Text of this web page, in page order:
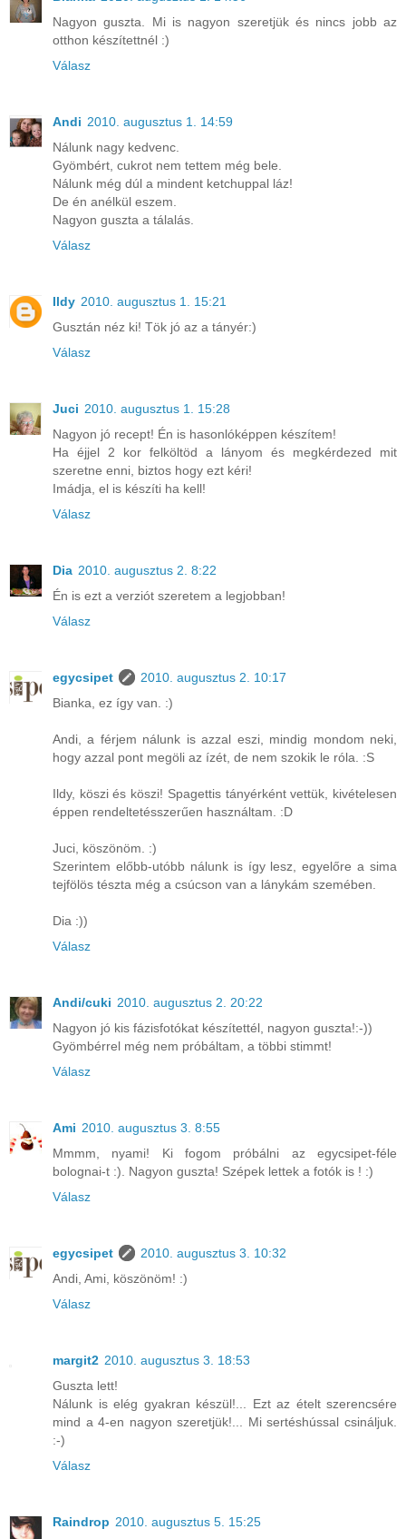
Nagyon guszta. Mi is nagyon szeretjük és nincs jobb az
otthon készítettnél :)
Válasz
Andi 2010. augusztus 1. 14:59
Nálunk nagy kedvenc.
Gyömbért, cukrot nem tettem még bele.
Nálunk még dúl a mindent ketchuppal láz!
De én anélkül eszem.
Nagyon guszta a tálalás.
Válasz
Ildy 2010. augusztus 1. 15:21
Gusztán néz ki! Tök jó az a tányér:)
Válasz
Juci 2010. augusztus 1. 15:28
Nagyon jó recept! Én is hasonlóképpen készítem!
Ha éjjel 2 kor felköltöd a lányom és megkérdezed mit
szeretne enni, biztos hogy ezt kéri!
Imádja, el is készíti ha kell!
Válasz
Dia 2010. augusztus 2. 8:22
Én is ezt a verziót szeretem a legjobban!
Válasz
egycsipet
2010. augusztus 2. 10:17
Bianka, ez így van. :)
Andi, a férjem nálunk is azzal eszi, mindig mondom neki,
hogy azzal pont megöli az ízét, de nem szokik le róla. :S
Ildy, köszi és köszi! Spagettis tányérként vettük, kivételesen
éppen rendeltetésszerűen használtam. :D
Juci, köszönöm. :)
Szerintem előbb-utóbb nálunk is így lesz, egyelőre a sima
tejfölös tészta még a csúcson van a lánykám szemében.
Dia :))
Válasz
Andi/cuki 2010. augusztus 2. 20:22
Nagyon jó kis fázisfotókat készítettél, nagyon guszta!:-))
Gyömbérrel még nem próbáltam, a többi stimmt!
Válasz
Ami 2010. augusztus 3. 8:55
Mmmm, nyami! Ki fogom próbálni az egycsipet-féle
bolognai-t :). Nagyon guszta! Szépek lettek a fotók is ! :)
Válasz
egycsipet
2010. augusztus 3. 10:32
Andi, Ami, köszönöm! :)
Válasz
margit2 2010. augusztus 3. 18:53
Guszta lett!
Nálunk is elég gyakran készül!... Ezt az ételt szerencsére
mind a 4-en nagyon szeretjük!... Mi sertéshússal csináljuk.
:-)
Válasz
Raindrop 2010. augusztus 5. 15:25